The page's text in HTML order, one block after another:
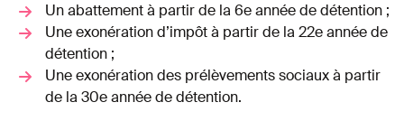
Un abattement à partir de la 6e année de détention ;
Une exonération d’impôt à partir de la 22e année de
détention ;
Une exonération des prélèvements sociaux à partir
de la 30e année de détention.